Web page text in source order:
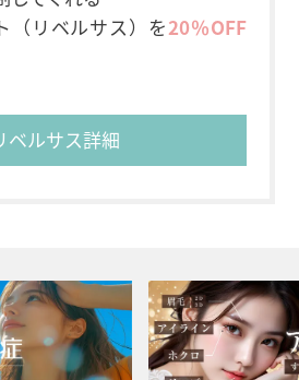
（リベルサス）を20％OFF
ベルサス詳細